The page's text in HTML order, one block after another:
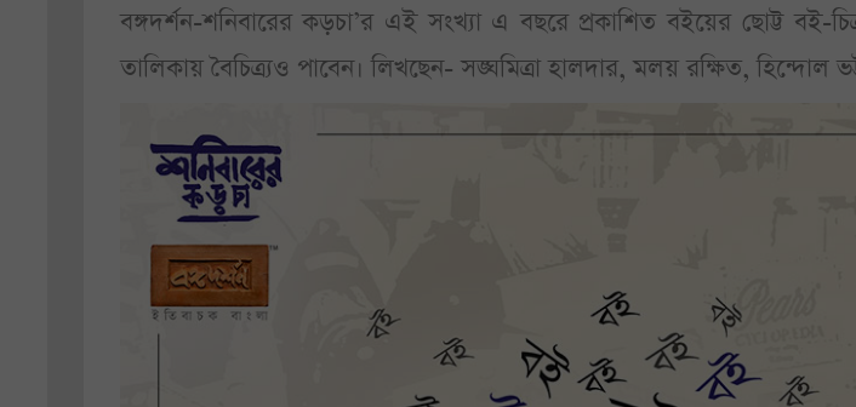
বঙ্গদর্শন-শনিবারের কড়চা’র এই সংখ্যা এ বছরে প্রকাশিত বইয়ের ছোট্ট বই-
তালিকায় বৈচিত্র্যও পাবেন। লিখছেন- সঙ্ঘমিত্রা হালদার, মলয় রক্ষিত, হিন্দোল